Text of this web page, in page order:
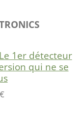
Le 1er détecteur
qui ne se